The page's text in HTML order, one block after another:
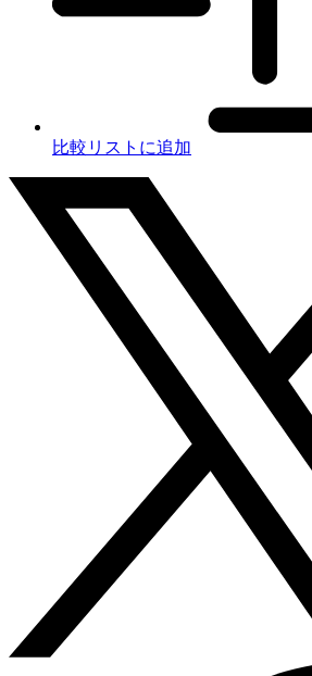
比較リストに追加